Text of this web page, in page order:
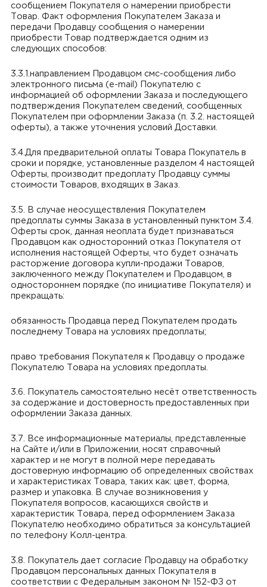
сообщением Покупателя о намерении приобрести
Товар. Факт оформления Покупателем Заказа и
передачи Продавцу сообщения о намерении
приобрести Товар подтверждается одним из
следующих способов:
3.3.1.направлением Продавцом смс-сообщения либо
электронного письма (e-mail) Покупателю с
информацией об оформлении Заказа и последующего
подтверждения Покупателем сведений, сообщенных
Покупателем при оформлении Заказа (п. 3.2. настоящей
оферты), а также уточнения условий Доставки.
3.4.Для предварительной оплаты Товара Покупатель в
сроки и порядке, установленные разделом 4 настоящей
Оферты, производит предоплату Продавцу суммы
стоимости Товаров, входящих в Заказ.
3.5. В случае неосуществления Покупателем
предоплаты суммы Заказа в установленный пунктом 3.4.
Оферты срок, данная неоплата будет признаваться
Продавцом как односторонний отказ Покупателя от
исполнения настоящей Оферты, что будет означать
расторжение договора купли-продажи Товаров,
заключенного между Покупателем и Продавцом, в
одностороннем порядке (по инициативе Покупателя) и
прекращать:
обязанность Продавца перед Покупателем продать
последнему Товара на условиях предоплаты;
право требования Покупателя к Продавцу о продаже
Покупателю Товара на условиях предоплаты.
3.6. Покупатель самостоятельно несёт ответственность
за содержание и достоверность предоставленных при
оформлении Заказа данных.
3.7. Все информационные материалы, представленные
на Сайте и/или в Приложении, носят справочный
характер и не могут в полной мере передавать
достоверную информацию об определенных свойствах
и характеристиках Товара, таких как: цвет, форма,
размер и упаковка. В случае возникновения у
Покупателя вопросов, касающихся свойств и
характеристик Товара, перед оформлением Заказа
Покупателю необходимо обратиться за консультацией
по телефону Колл-центра.
3.8. Покупатель дает согласие Продавцу на обработку
Продавцом персональных данных Покупателя в
соответствии с Федеральным законом № 152-ФЗ от